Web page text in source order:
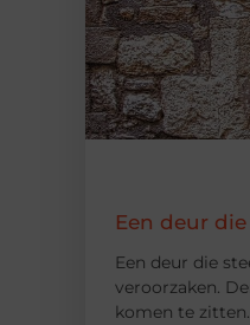
Een deur
Een deur die
veroorzaken.
komen te